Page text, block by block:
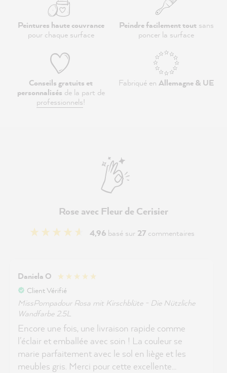
Peintures haute couvrance
pour chaque surface
Peindre facilement toutsans
poncer la surface
Conseils gratuits et
personnalisés de la part de
professionnels!
Fabriqué en Allemagne & UE
Rose avec Fleur de Cerisier
4,96 basé sur 27 commentaires
Daniela O
Client Vérifié
MissPompadour Rosa mit Kirschblüte - Die Nützliche
Wandfarbe 2.5L
Encore une fois, une livraison rapide comme
l'éclair et emballée avec soin ! La couleur se
marie parfaitement avec le sol en liège et les
meubles gris. Merci pour cette excellente